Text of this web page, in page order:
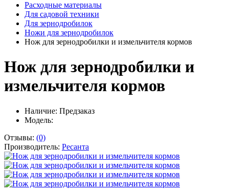
Расходные материалы
Для садовой техники
Для зернодробилок
Ножи для зернодробилок
Нож для зернодробилки и измельчителя кормов
Нож для зернодробилки и
измельчителя кормов
Наличие: Предзаказ
Модель:
Отзывы: (0)
Производитель: Ресанта